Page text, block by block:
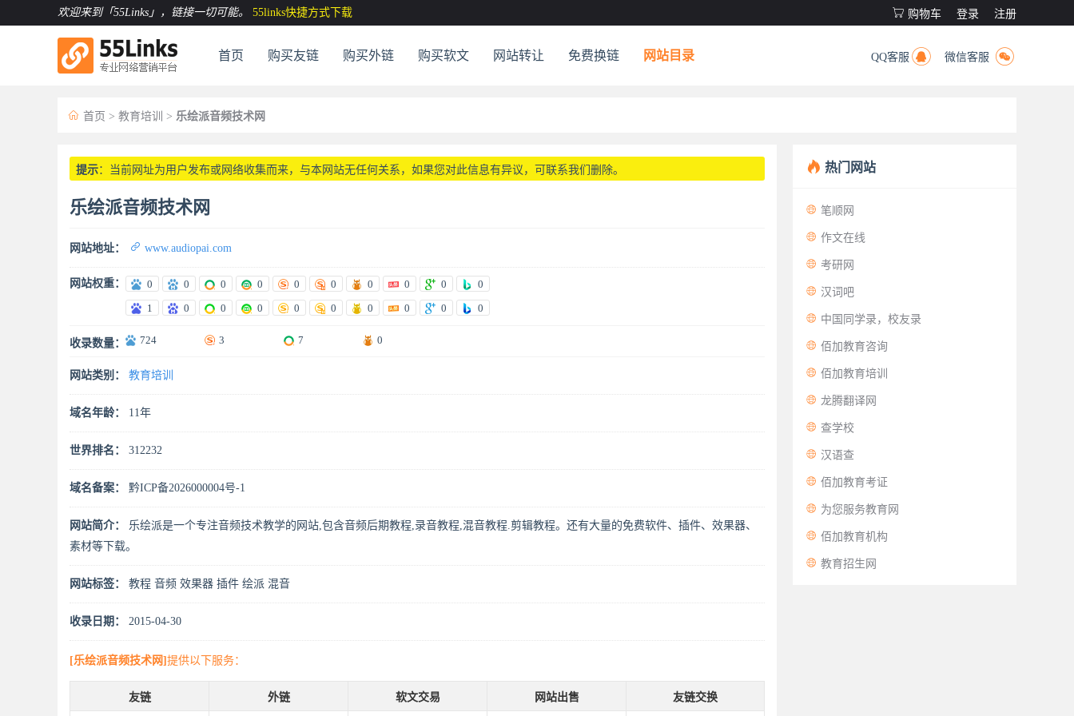
欢迎来到「55Links」 ，链接一切可能。 55links快捷方式下载  购物车 登录 注册
首页 购买友链 购买外链 购买软文 网站转让 免费换链 网站目录 QQ客服  微信客服 
 首页 > 教育培训 > 乐绘派音频技术网
提示：当前网址为用户发布或网络收集而来，与本网站无任何关系，如果您对此信息有异议，可联系我们删除。
乐绘派音频技术网
网站地址：  www.audiopai.com
网站权重： 0 0 0 0 0 0 0 0 0
0
1
0 0 0 0 0 0 0 0 0
收录数量： 724 3 7 0
网站类别： 教育培训
域名年龄： 11年
世界排名： 312232
域名备案： 黔ICP备2026000004号-1
网站简介：
乐绘派是一个专注音频技术教学的网站,包含音频后期教程,录音教程,混音教程.剪辑教程。还有大量的免费软件、插件、效果器、
素材等下载。
网站标签： 教程 音频 效果器 插件 绘派 混音
收录日期： 2015-04-30
[乐绘派音频技术网] 提供以下服务：
友链 外链 软文交易 网站出售 友链交换
 热门网站
 笔顺网
 作文在线
 考研网
 汉词吧
 中国同学录，校友录
 佰加教育咨询
 佰加教育培训
 龙腾翻译网
 查学校
 汉语查
 佰加教育考证
 为您服务教育网
 佰加教育机构
 教育招生网